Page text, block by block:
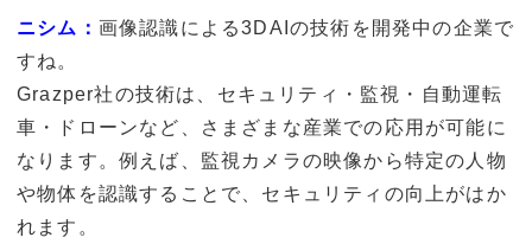
ニシム： 画像認識による3DAIの技術を開発中の企業で
すね。
Grazper社の技術は、セキュリティ・監視・自動運転
車・ドローンなど、さまざまな産業での応用が可能に
なります。例えば、監視カメラの映像から特定の人物
や物体を認識することで、セキュリティの向上がはか
れます。